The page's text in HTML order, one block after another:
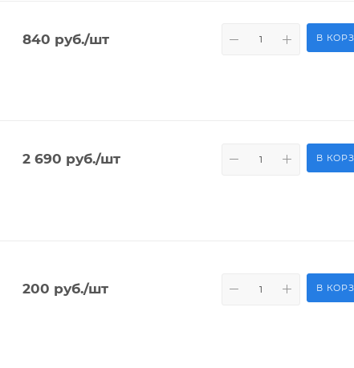
840 руб./шт В
2 690 руб./шт В
200 руб./шт В